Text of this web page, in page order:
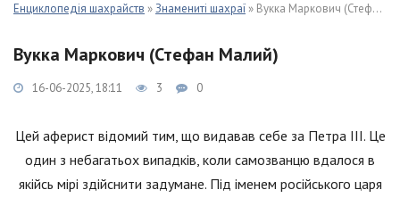
Енциклопедія шахрайств »Знамениті шахраї » Вукка Маркович (Стефан Малий)
Вукка Маркович (Стефан Малий)
16-06-2025, 18:11 3 0
Цей аферист відомий тим, що видавав себе за Петра III. Це
один з небагатьох випадків, коли самозванцю вдалося в
якійсь мірі здійснити задумане. Під іменем російського царя